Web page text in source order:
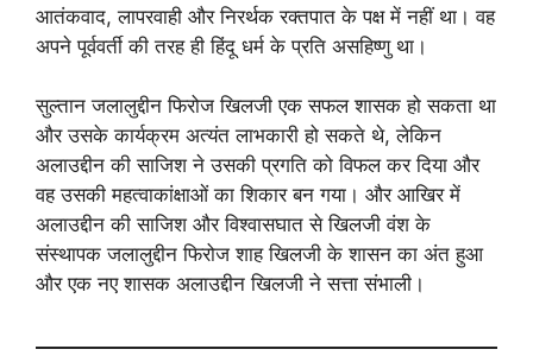
आतंकवाद, लापरवाही और निरर्थक रक्तपात के पक्ष में नहीं था। वह
अपने पूर्ववर्ती की तरह ही हिंदू धर्म के प्रति असहिष्णु था।
सुल्तान जलालुद्दीन फिरोज खिलजी एक सफल शासक हो सकता था
और उसके कार्यक्रम अत्यंत लाभकारी हो सकते थे, लेकिन
अलाउद्दीन की साजिश ने उसकी प्रगति को विफल कर दिया और
वह उसकी महत्वाकांक्षाओं का शिकार बन गया। और आखिर में
अलाउद्दीन की साजिश और विश्वासघात से खिलजी वंश के
संस्थापक जलालुद्दीन फिरोज शाह खिलजी के शासन का अंत हुआ
और एक नए शासक अलाउद्दीन खिलजी ने सत्ता संभाली।